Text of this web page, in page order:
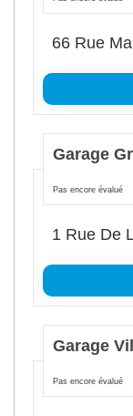
66 Rue
Garage
Pas encore évalué
1 Rue De
Garage
Pas encore évalué